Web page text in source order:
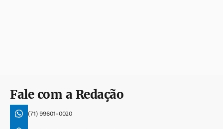
Fale com a Redação
(71) 99601-0020